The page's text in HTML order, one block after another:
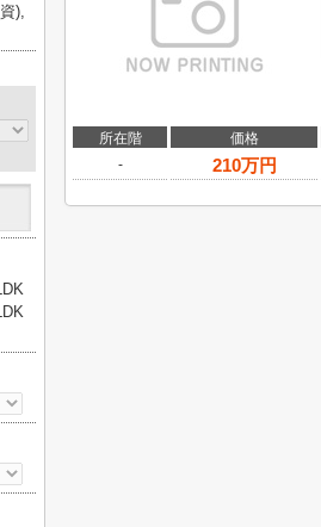
所在階 価格
-
210万円
),